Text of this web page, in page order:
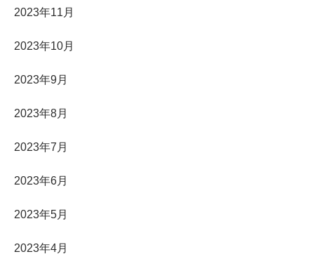
2023年11月
2023年10月
2023年9月
2023年8月
2023年7月
2023年6月
2023年5月
2023年4月